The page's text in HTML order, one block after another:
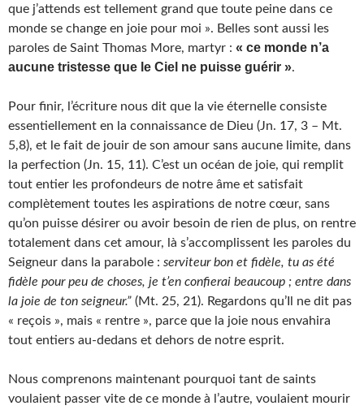
que j’attends est tellement grand que toute peine dans ce
monde se change en joie pour moi ». Belles sont aussi les
paroles de Saint Thomas More, martyr : « ce monde n’a
aucune tristesse que le Ciel ne puisse guérir ».
Pour finir, l’écriture nous dit que la vie éternelle consiste
essentiellement en la connaissance de Dieu (Jn. 17, 3 – Mt.
5,8), et le fait de jouir de son amour sans aucune limite, dans
la perfection (Jn. 15, 11). C’est un océan de joie, qui remplit
tout entier les profondeurs de notre âme et satisfait
complètement toutes les aspirations de notre cœur, sans
qu’on puisse désirer ou avoir besoin de rien de plus, on rentre
totalement dans cet amour, là s’accomplissent les paroles du
Seigneur dans la parabole : serviteur bon et fidèle, tu as été
fidèle pour peu de choses, je t’en confierai beaucoup ; entre dans
la joie de ton seigneur.” (Mt. 25, 21). Regardons qu’Il ne dit pas
« reçois », mais « rentre », parce que la joie nous envahira
tout entiers au-dedans et dehors de notre esprit.
Nous comprenons maintenant pourquoi tant de saints
voulaient passer vite de ce monde à l’autre, voulaient mourir